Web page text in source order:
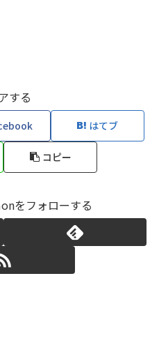
する
はてブ
コピー
をフォローする